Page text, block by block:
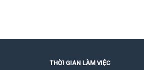
THỜI GIAN LÀM VIỆC